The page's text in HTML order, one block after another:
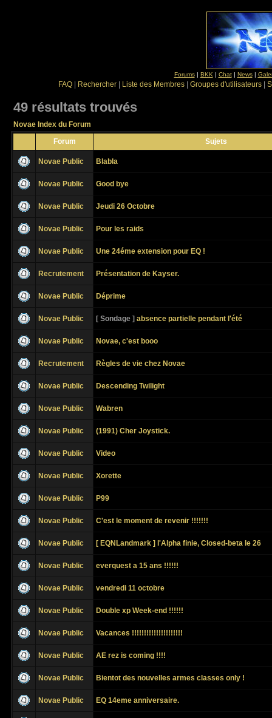
Forums| BKK | Chat| News|
FAQ Rechercher Liste des Membres Groupes d'utilisateurs
49 résultats trouvés
Novae Index du Forum
Forum
Sujets
Novae Public Blabla
Novae Public Good bye
Novae Public Jeudi 26 Octobre
Novae Public Pour les raids
Novae Public Une 24éme extension pour EQ !
Recrutement Présentation de Kayser.
Novae Public Déprime
Novae Public [ Sondage ] absence partielle pendant l'été
Novae Public Novae, c'est booo
Recrutement Règles de vie chez Novae
Novae Public Descending Twilight
Novae Public Wabren
Novae Public (1991) Cher Joystick.
Novae Public Video
Novae Public Xorette
Novae Public P99
Novae Public C'est le moment de revenir !!!!!!!
Novae Public [ EQNLandmark ] l'Alpha finie, Closed-beta le 26
Novae Public everquest a 15 ans !!!!!!
Novae Public vendredi 11 octobre
Novae Public Double xp Week-end !!!!!!
Novae Public Vacances !!!!!!!!!!!!!!!!!!!!!
Novae Public AE rez is coming !!!!
Novae Public Bientot des nouvelles armes classes only !
Novae Public EQ 14eme anniversaire.